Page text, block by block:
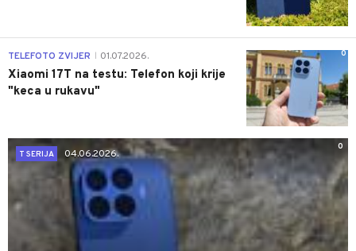
0
TELEFOTO ZVIJER 01.07.2026.
Xiaomi 17T na testu: Telefon koji krije
"keca u rukavu"
0
T SERIJA
04.06.2026.